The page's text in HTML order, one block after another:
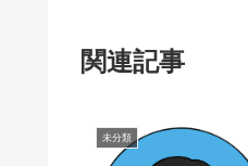
関連記事
未分類